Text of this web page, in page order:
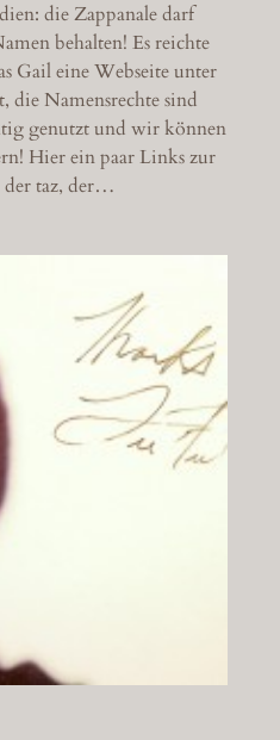
die Zappanale darf
behalten! Es reichte
Gail eine Webseite unter
die Namensrechte sind
genutzt und wir können
Hier ein paar Links zur
taz, der…